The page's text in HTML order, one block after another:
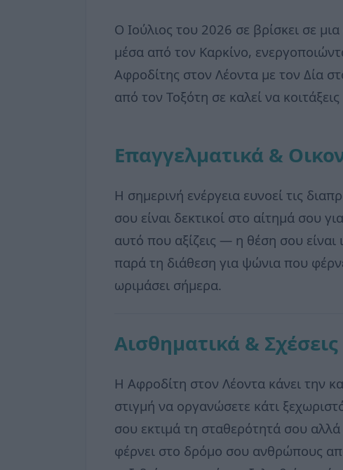
Ο Ιούλιος του 2026 σε βρίσκει σε
μέσα από τον Καρκίνο,
Αφροδίτης στον Λέοντα με τον Δία
από τον Τοξότη σε καλεί να
Επαγγελματικά &
Η σημερινή ενέργεια ευνοεί τις
σου είναι δεκτικοί στο αίτημά σου
αυτό που αξίζεις — η θέση σου
παρά τη διάθεση για ψώνια που
ωριμάσει σήμερα.
Αισθηματικά & Σχέσεις
Η Αφροδίτη στον Λέοντα κάνει την
στιγμή να οργανώσετε κάτι
σου εκτιμά τη σταθερότητά σου
φέρνει στο δρόμο σου ανθρώπους